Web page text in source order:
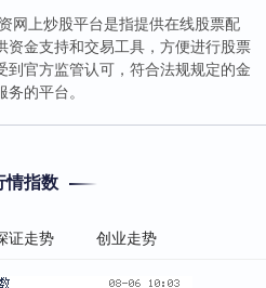
网上炒股平台是指提供在线股票配
资金支持和交易工具，方便进行股票
官方监管认可，符合法规规定的金
的平台。
情指数
证走势 创业走势